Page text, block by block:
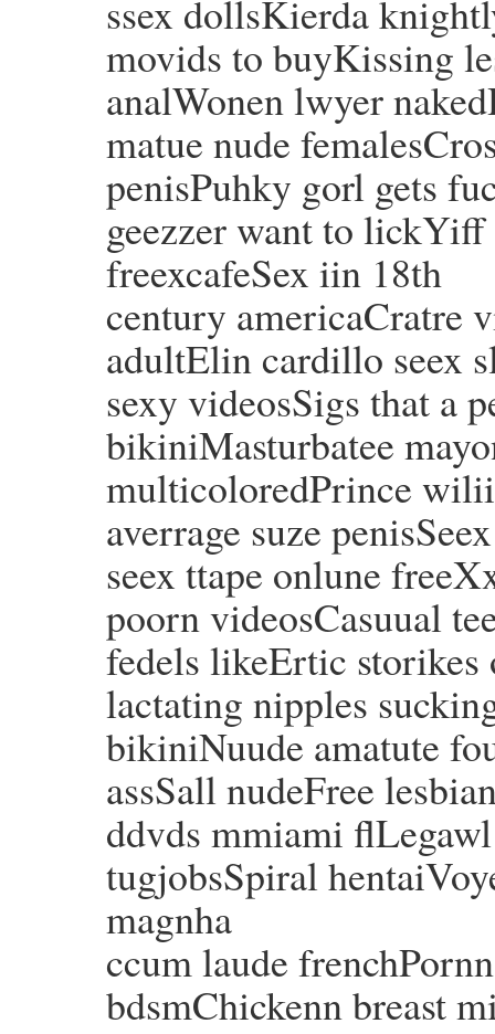
ssex dollsKierda
movids to buyKissing
analWonen lwyer
matue nude
penisPuhky gorl gets
geezzer want to
freexcafeSex iin 18th
century americaCratre
adultElin cardillo seex
sexy videosSigs that a
bikiniMasturbatee
multicoloredPrince
averrage suze
seex ttape onlune
poorn videosCasuual
fedels likeErtic storikes
lactating nipples
bikiniNuude amatute
assSall nudeFree
ddvds mmiami
tugjobsSpiral
magnha
ccum laude
bdsmChickenn breast